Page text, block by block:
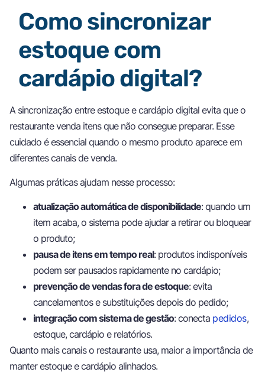
Como sincronizar
estoque com
cardápio digital?
A sincronização entre estoque e cardápio digital evita que o
restaurante venda itens que não consegue preparar. Esse
cuidado é essencial quando o mesmo produto aparece em
diferentes canais de venda.
Algumas práticas ajudam nesse processo:
atualização automática de disponibilidade: quando um
item acaba, o sistema pode ajudar a retirar ou bloquear
o produto;
pausa de itens em tempo real: produtos indisponíveis
podem ser pausados rapidamente no cardápio;
prevenção de vendas fora de estoque: evita
cancelamentos e substituições depois do pedido;
integração com sistema de gestão: conecta pedidos,
estoque, cardápio e relatórios.
Quanto mais canais o restaurante usa, maior a importância de
manter estoque e cardápio alinhados.